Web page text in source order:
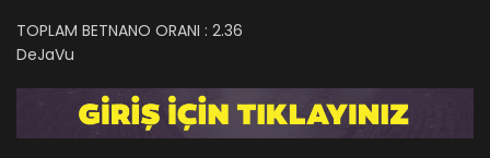
TOPLAM BETNANO ORANI : 2.36
DeJaVu